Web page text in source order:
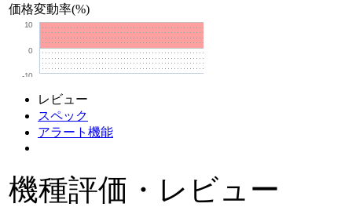
価格変動率(%)
-10
0
10
レビュー
スペック
アラート機能
機種評価・レビュー